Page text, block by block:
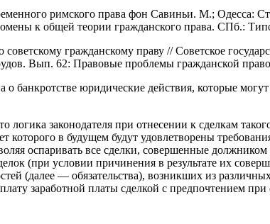
римского права фон Савиньи. М.; Одесса:
к общей теории гражданского права. СПб.:
гражданскому праву // Советское
Вып. 62: Правовые проблемы гражданской
о банкротстве юридические действия, которые
логика законодателя при отнесении к сделкам
которого в будущем будут удовлетворены
оспаривать все сделки, совершенные
(при условии причинения в результате их
(далее — обязательства), возникших из
заработной платы сделкой с предпочтением